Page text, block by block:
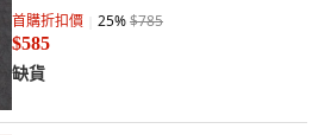
首購折扣價 25%$785
$585
缺貨